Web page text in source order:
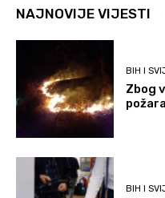
NAJNOVIJE VIJESTI
BIH I
Zbog
BIH I